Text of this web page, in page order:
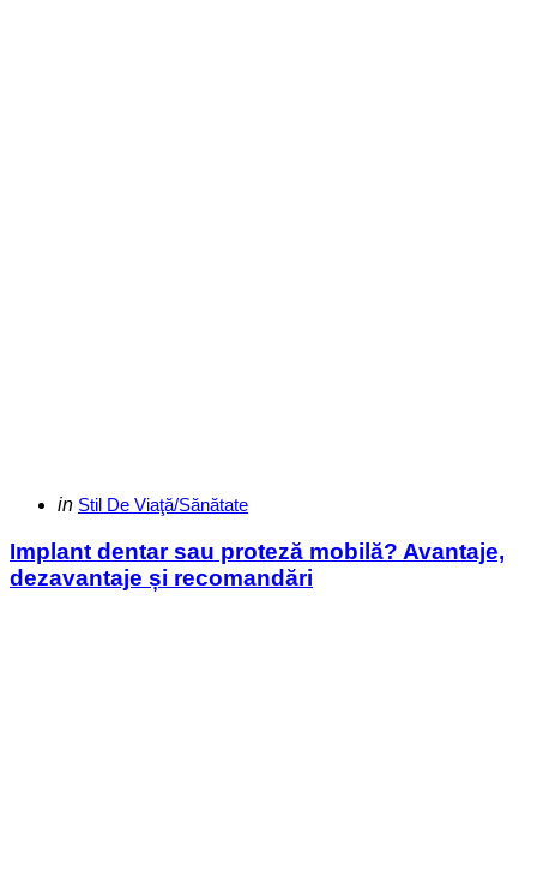
Categories
Posted
in Stil De Viaţă/Sănătate
Implant dentar sau proteză mobilă? Avantaje,
dezavantaje și recomandări